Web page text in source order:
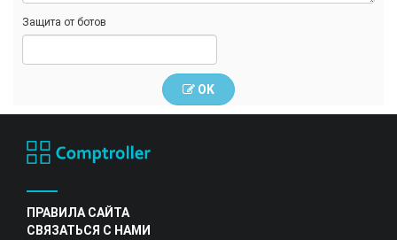
Защита от ботов
OK
ПРАВИЛА САЙТА
СВЯЗАТЬСЯ С НАМИ